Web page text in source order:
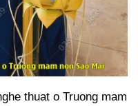
thuat o Truong mam